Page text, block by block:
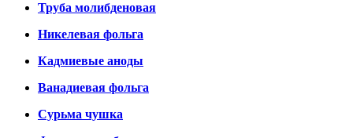
Труба молибденовая
Никелевая фольга
Кадмиевые аноды
Ванадиевая фольга
Сурьма чушка